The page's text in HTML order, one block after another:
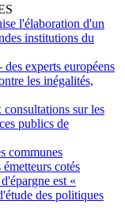
l'élaboration d'un
institutions du
experts européens
les inégalités,
sur les
publics de
communes
cotés
est «
des politiques